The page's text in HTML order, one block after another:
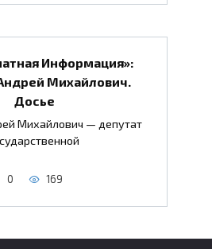
Информация»:
Михайлович.
Досье
Михайлович — депутат
0 169